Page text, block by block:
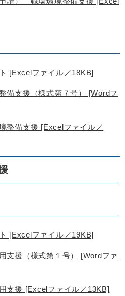
[Excelファイル／18KB]
支援（様式第７号） [Wordフ
整備支援 [Excelファイル／
[Excelファイル／19KB]
援（様式第１号） [Wordファ
支援 [Excelファイル／13KB]